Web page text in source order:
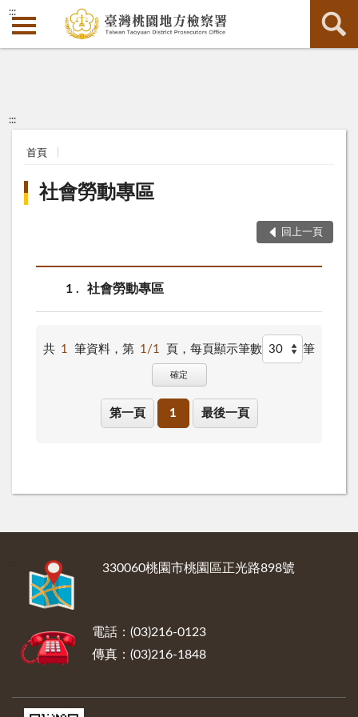
:::
:::
首頁
社會勞動專區
回上一頁
1 社會勞動專區
共 1 筆資料，第 1/1 頁， 每頁顯示筆數 筆
確定
第一頁 1 最後一頁
330060桃園市桃園區正光路898號
電話：(03)216-0123
傳真：(03)216-1848